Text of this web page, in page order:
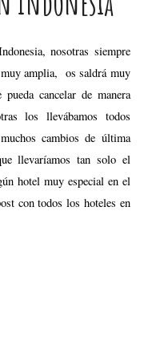
hotel muy especial en el